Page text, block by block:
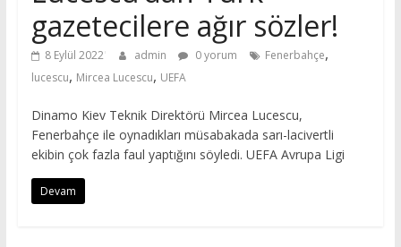
gazetecilere ağır sözler!
8 Eylül 2022 admin 0 yorum Fenerbahçe,
lucescu, Mircea Lucescu, UEFA
Dinamo Kiev Teknik Direktörü Mircea Lucescu,
Fenerbahçe ile oynadıkları müsabakada sarı-lacivertli
ekibin çok fazla faul yaptığını söyledi. UEFA Avrupa Ligi
Devam